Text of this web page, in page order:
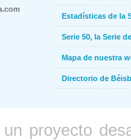
Estadísticas de la
Serie 50, la Serie
Mapa de nuestra
Directorio de
proyecto